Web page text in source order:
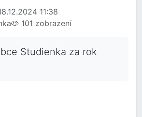
11:38
101 zobrazení
Studienka za rok